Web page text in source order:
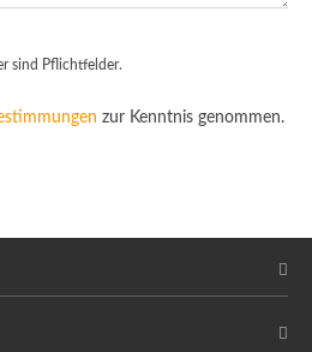
sind Pflichtfelder.
zur Kenntnis genommen.